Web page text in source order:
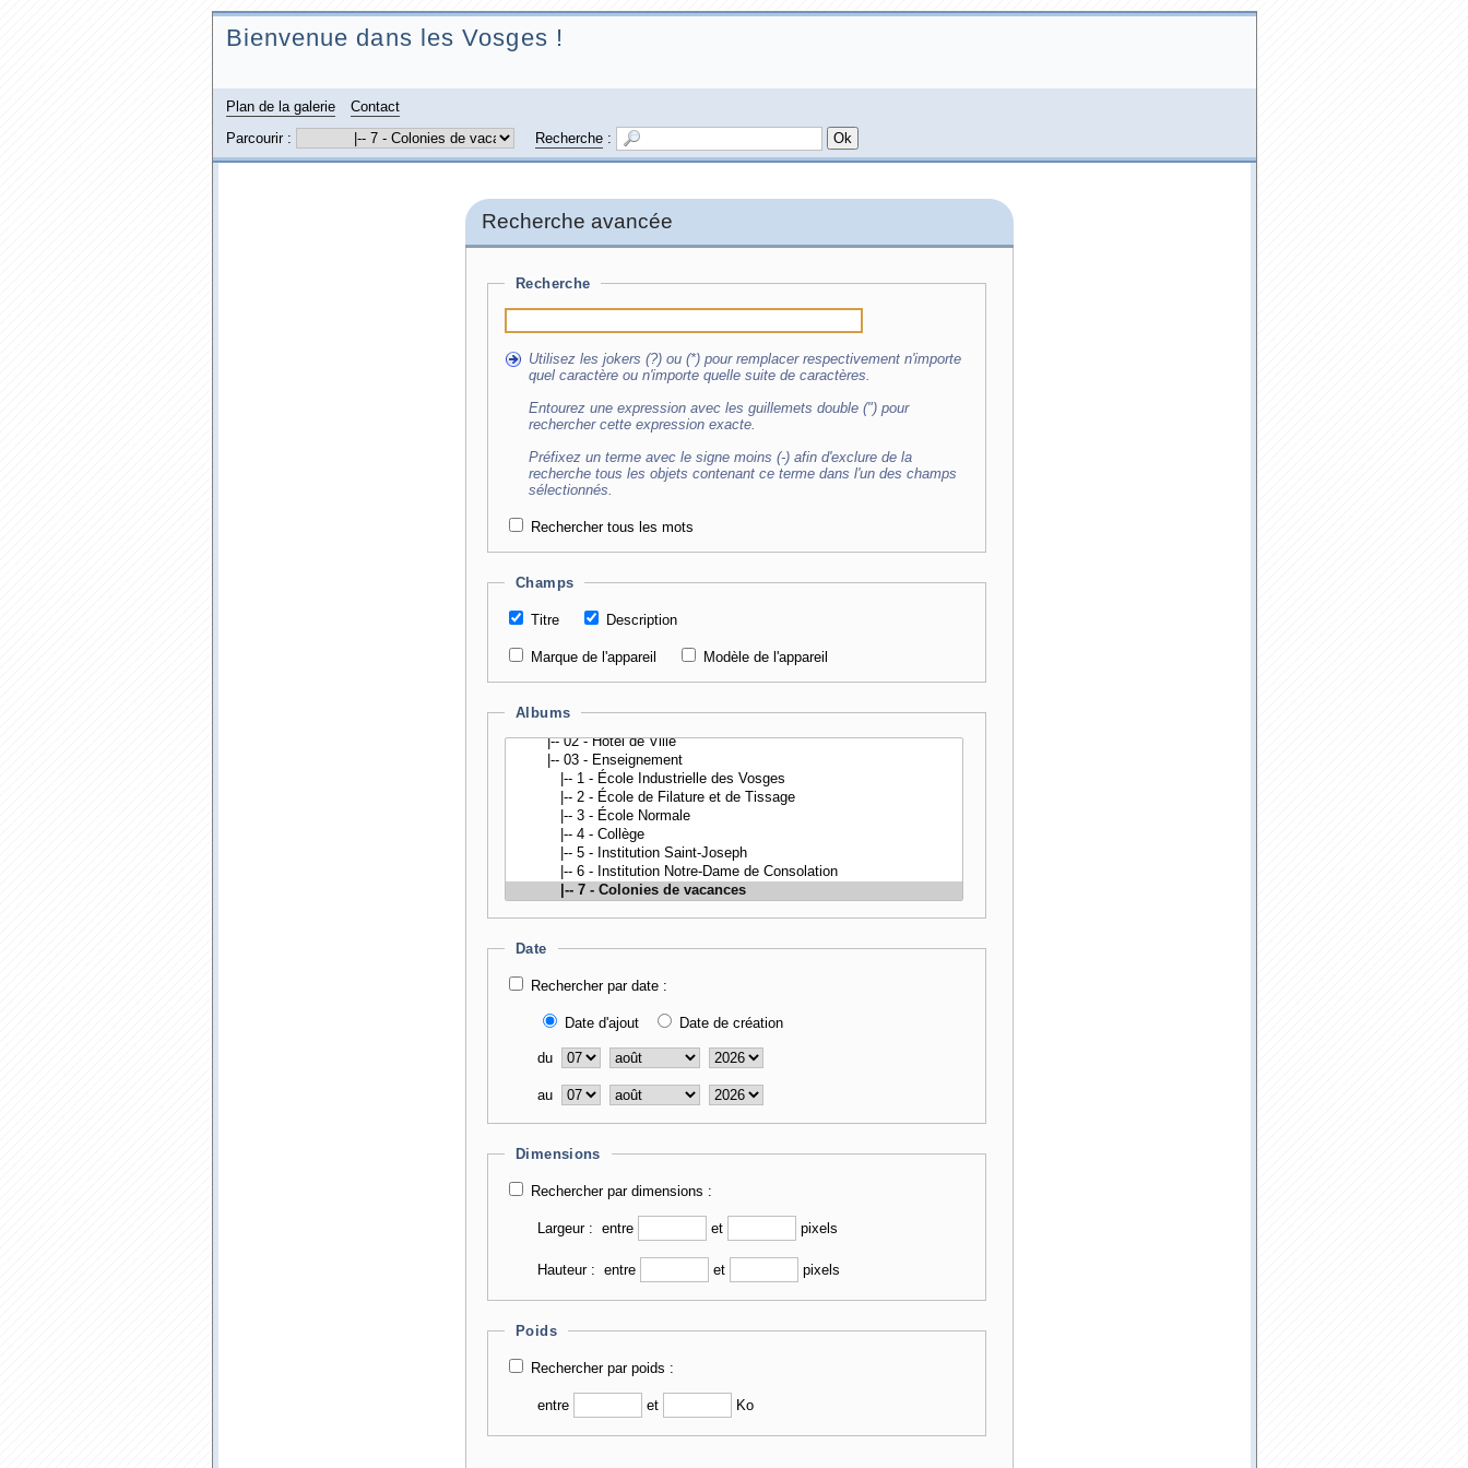
Bienvenue dans les Vosges !
Plan de la galerie
Contact
Parcourir :
Recherche:
Recherche avancée
Recherche
Utilisez les jokers (?) ou (*) pour remplacer respectivement n'importe
quel caractère ou n'importe quelle suite de caractères.
Entourez une expression avec les guillemets double (") pour
rechercher cette expression exacte.
Préfixez un terme avec le signe moins (-) afin d'exclure de la
recherche tous les objets contenant ce terme dans l'un des champs
sélectionnés.
Rechercher tous les mots
Champs
Titre Description
Marque de l'appareil Modèle de l'appareil
Albums
Date
Rechercher par date :
Date d'ajout Date de création
du
au
Dimensions
Rechercher par dimensions :
Largeur : entre et pixels
Hauteur : entre et pixels
Poids
Rechercher par poids :
entre et Ko